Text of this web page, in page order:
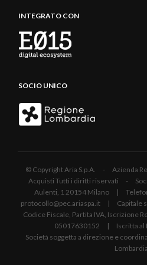
INTEGRATO CON
SOCIO UNICO
© Copyright Aria S.p.A. - Azienda
Acquisti Tutti i diritti riservati -
Aulenti, 1 20154 Milano |
protocollo@pec.ariaspa.it | Capitale
Codice Fiscale, Partita IVA, Iscrizione
05017630152 | Iscritta al
Società soggetta a direzione e